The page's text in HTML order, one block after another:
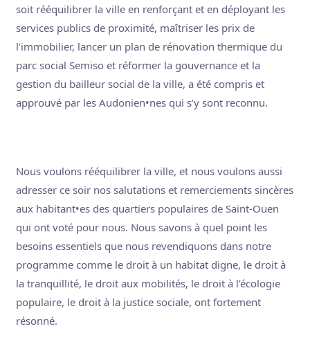
soit rééquilibrer la ville en renforçant et en déployant les
services publics de proximité, maîtriser les prix de
l’immobilier, lancer un plan de rénovation thermique du
parc social Semiso et réformer la gouvernance et la
gestion du bailleur social de la ville, a été compris et
approuvé par les Audonien•nes qui s’y sont reconnu.
Nous voulons rééquilibrer la ville, et nous voulons aussi
adresser ce soir nos salutations et remerciements sincères
aux habitant•es des quartiers populaires de Saint-Ouen
qui ont voté pour nous. Nous savons à quel point les
besoins essentiels que nous revendiquons dans notre
programme comme le droit à un habitat digne, le droit à
la tranquillité, le droit aux mobilités, le droit à l’écologie
populaire, le droit à la justice sociale, ont fortement
résonné.